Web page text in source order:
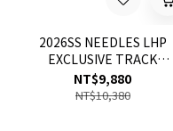
2026SS NEEDLES LHP
EXCLUSIVE TRACK
JACKET C/PE VELOUR 蝴蝶
天鵝絨 絲絨 外套 現貨
NT$9,880
NT$10,380